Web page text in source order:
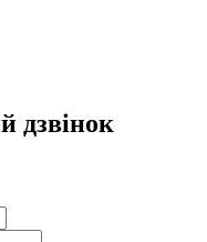
дзвінок